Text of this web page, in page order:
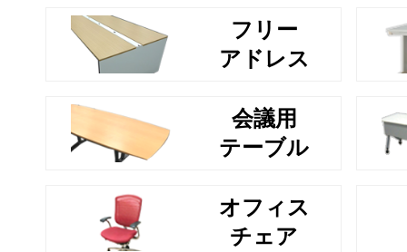
フリー
アドレス
会議用
テーブル
オフィス
チェア